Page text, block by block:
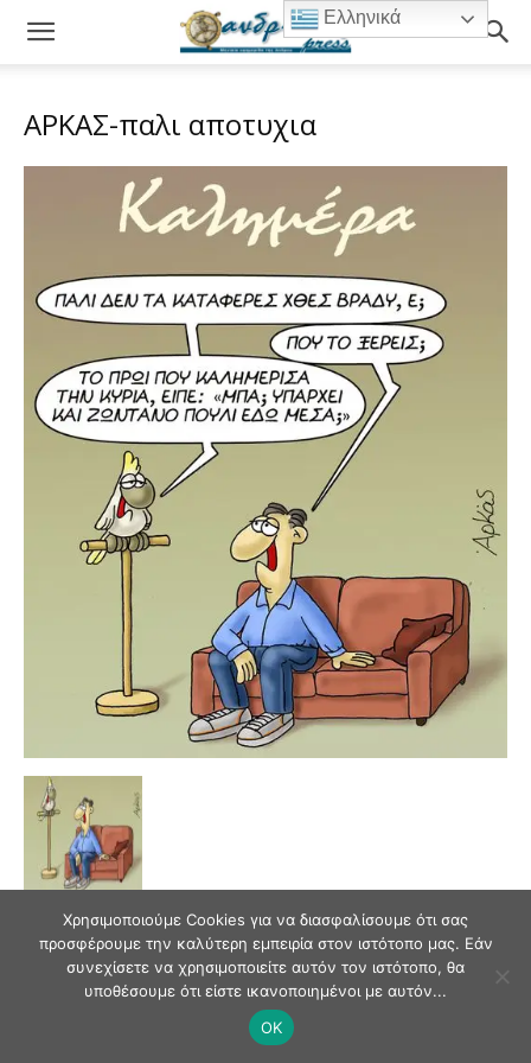
ΑΡΚΑΣ-παλι αποτυχια
© Andriaki Press 2025
Ελληνικά
Χρησιμοποιούμε Cookies για να διασφαλίσουμε ότι σας
προσφέρουμε την καλύτερη εμπειρία στον ιστότοπο μας. Εάν
συνεχίσετε να χρησιμοποιείτε αυτόν τον ιστότοπο, θα
υποθέσουμε ότι είστε ικανοποιημένοι με αυτόν...
OK